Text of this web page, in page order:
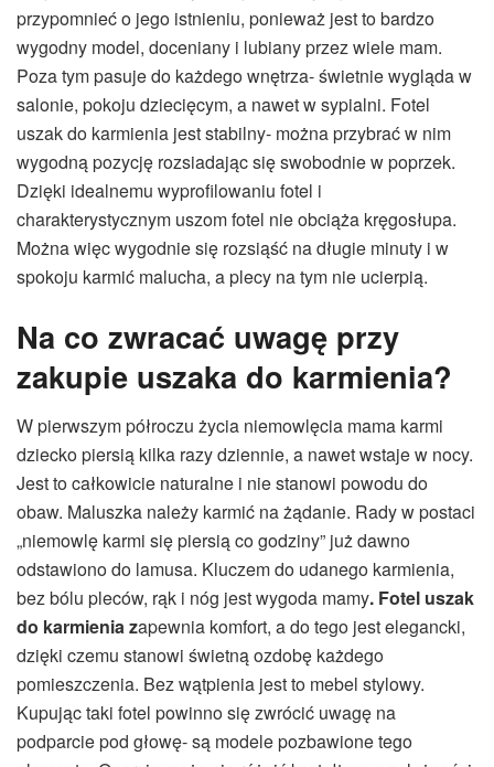
przypomnieć o jego istnieniu, ponieważ jest to bardzo
wygodny model, doceniany i lubiany przez wiele mam.
Poza tym pasuje do każdego wnętrza- świetnie wygląda w
salonie, pokoju dziecięcym, a nawet w sypialni. Fotel
uszak do karmienia jest stabilny- można przybrać w nim
wygodną pozycję rozsiadając się swobodnie w poprzek.
Dzięki idealnemu wyprofilowaniu fotel i
charakterystycznym uszom fotel nie obciąża kręgosłupa.
Można więc wygodnie się rozsiąść na długie minuty i w
spokoju karmić malucha, a plecy na tym nie ucierpią.
Na co zwracać uwagę przy
zakupie uszaka do karmienia?
W pierwszym półroczu życia niemowlęcia mama karmi
dziecko piersią kilka razy dziennie, a nawet wstaje w nocy.
Jest to całkowicie naturalne i nie stanowi powodu do
obaw. Maluszka należy karmić na żądanie. Rady w postaci
„niemowlę karmi się piersią co godziny” już dawno
odstawiono do lamusa. Kluczem do udanego karmienia,
bez bólu pleców, rąk i nóg jest wygoda mamy. Fotel uszak
do karmienia zapewnia komfort, a do tego jest elegancki,
dzięki czemu stanowi świetną ozdobę każdego
pomieszczenia. Bez wątpienia jest to mebel stylowy.
Kupując taki fotel powinno się zwrócić uwagę na
podparcie pod głowę- są modele pozbawione tego